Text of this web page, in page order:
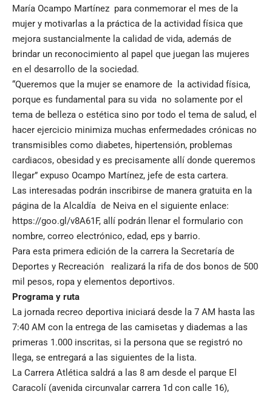
María Ocampo Martínez para conmemorar el mes de la
mujer y motivarlas a la práctica de la actividad física que
mejora sustancialmente la calidad de vida, además de
brindar un reconocimiento al papel que juegan las mujeres
en el desarrollo de la sociedad.
“Queremos que la mujer se enamore de la actividad física,
porque es fundamental para su vida no solamente por el
tema de belleza o estética sino por todo el tema de salud, el
hacer ejercicio minimiza muchas enfermedades crónicas no
transmisibles como diabetes, hipertensión, problemas
cardiacos, obesidad y es precisamente allí donde queremos
llegar” expuso Ocampo Martínez, jefe de esta cartera.
Las interesadas podrán inscribirse de manera gratuita en la
página de la Alcaldía de Neiva en el siguiente enlace:
https://goo.gl/v8A61F, allí podrán llenar el formulario con
nombre, correo electrónico, edad, eps y barrio.
Para esta primera edición de la carrera la Secretaría de
Deportes y Recreación realizará la rifa de dos bonos de 500
mil pesos, ropa y elementos deportivos.
Programa y ruta
La jornada recreo deportiva iniciará desde la 7 AM hasta las
7:40 AM con la entrega de las camisetas y diademas a las
primeras 1.000 inscritas, si la persona que se registró no
llega, se entregará a las siguientes de la lista.
La Carrera Atlética saldrá a las 8 am desde el parque El
Caracolí (avenida circunvalar carrera 1d con calle 16),